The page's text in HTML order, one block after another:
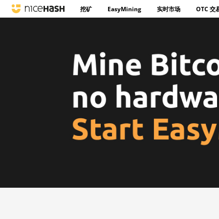
挖矿 EasyMining 实时市场 OTC 交